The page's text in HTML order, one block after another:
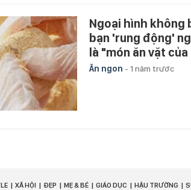
Ngoại hình không
bạn 'rung động'
là "món ăn vặt của
Ăn ngon - 1 năm trước
XÃ HỘI ĐẸP MẸ & BÉ GIÁO DỤC HẬU TRƯỜNG